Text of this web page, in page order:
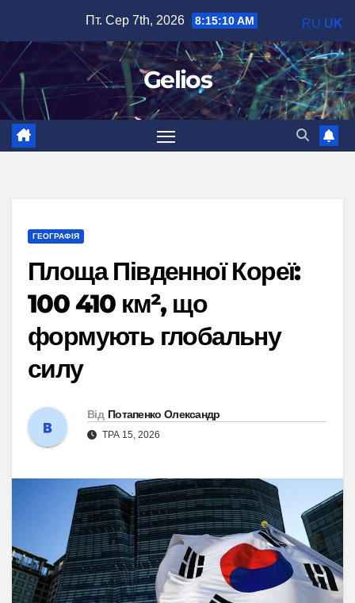
вмісту
Пт. Сер 7th, 2026 8:15:11 AM
Gelios
ГЕОГРАФІЯ
Площа Південної Кореї:
100 410 км², що
формують глобальну
силу
Від Потапенко Олександр
ТРА 15, 2026
RU UK